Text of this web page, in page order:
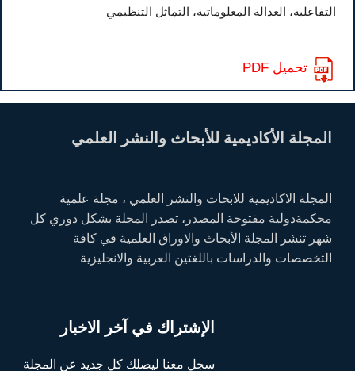
التفاعلية، العدالة المعلوماتية، التماثل التنظيمي
تحميل PDF
المجلة الأكاديمية للأبحاث والنشر العلمي
المجلة الاكاديمية للابحاث والنشر العلمي ، مجلة علمية
محكمةدولية مفتوحة المصدر، تصدر المجلة بشكل دوري كل
شهر تنشر المجلة الأبحاث والاوراق العلمية في كافة
التخصصات والدراسات باللغتين العربية والانجليزية
الإشتراك في آخر الاخبار
سجل معنا ليصلك كل جديد عن المجلة